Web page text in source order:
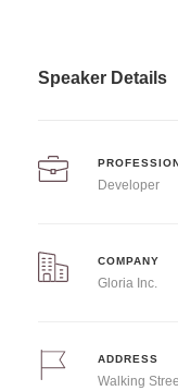
Speaker Details
Developer
COMPANY
Gloria Inc.
ADDRESS
Walking